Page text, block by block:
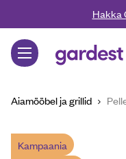
Liigu edasi põhisisu juurde
Hakka
Aiamööbel ja grillid
Kampaania